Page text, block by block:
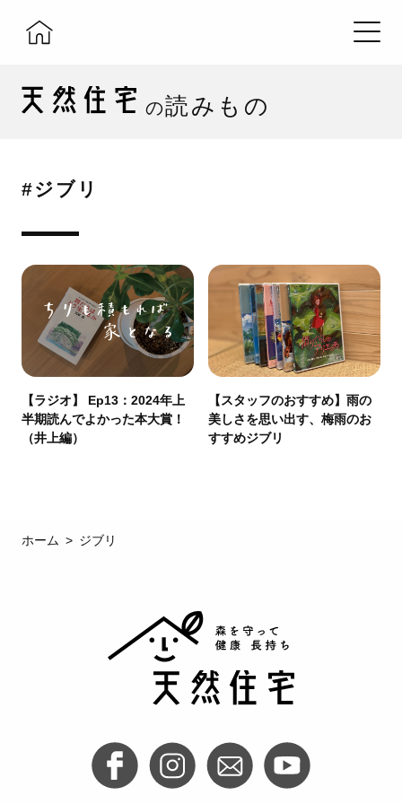
の読みもの
#ジブリ
【ラジオ】 Ep13：2024年上
半期読んでよかった本大賞！
（井上編）
【スタッフのおすすめ】雨の
美しさを思い出す、梅雨のお
すすめジブリ
ホーム ジブリ